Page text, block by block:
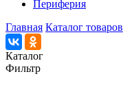
Периферия
Главная Каталог товаров
Каталог
Фильтр